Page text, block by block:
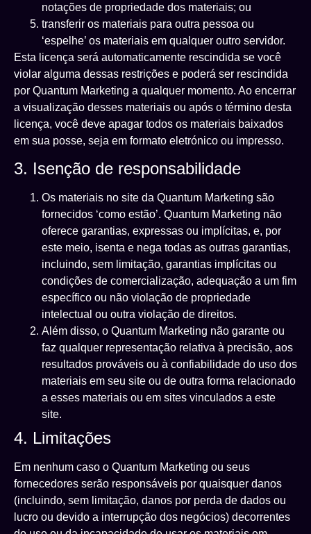
notações de propriedade dos materiais; ou
transferir os materiais para outra pessoa ou
‘espelhe’ os materiais em qualquer outro servidor.
Esta licença será automaticamente rescindida se você
violar alguma dessas restrições e poderá ser rescindida
por Quantum Marketing a qualquer momento. Ao encerrar
a visualização desses materiais ou após o término desta
licença, você deve apagar todos os materiais baixados
em sua posse, seja em formato eletrónico ou impresso.
3. Isenção de responsabilidade
Os materiais no site da Quantum Marketing são
fornecidos ‘como estão’. Quantum Marketing não
oferece garantias, expressas ou implícitas, e, por
este meio, isenta e nega todas as outras garantias,
incluindo, sem limitação, garantias implícitas ou
condições de comercialização, adequação a um fim
específico ou não violação de propriedade
intelectual ou outra violação de direitos.
Além disso, o Quantum Marketing não garante ou
faz qualquer representação relativa à precisão, aos
resultados prováveis ​​ou à confiabilidade do uso dos
materiais em seu site ou de outra forma relacionado
a esses materiais ou em sites vinculados a este
site.
4. Limitações
Em nenhum caso o Quantum Marketing ou seus
fornecedores serão responsáveis ​​por quaisquer danos
(incluindo, sem limitação, danos por perda de dados ou
lucro ou devido a interrupção dos negócios) decorrentes